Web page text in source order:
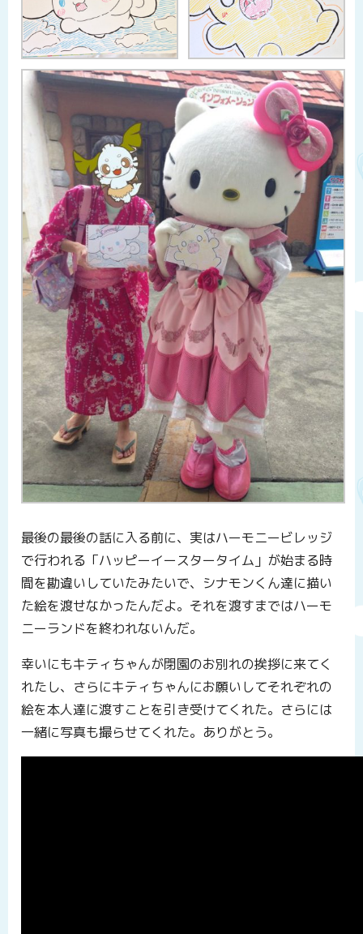
最後の最後の話に入る前に、実はハーモニービレッジ
で行われる「ハッピーイースタータイム」が始まる時
間を勘違いしていたみたいで、シナモンくん達に描い
た絵を渡せなかったんだよ。それを渡すまではハーモ
ニーランドを終われないんだ。
幸いにもキティちゃんが閉園のお別れの挨拶に来てく
れたし、さらにキティちゃんにお願いしてそれぞれの
絵を本人達に渡すことを引き受けてくれた。さらには
一緒に写真も撮らせてくれた。ありがとう。